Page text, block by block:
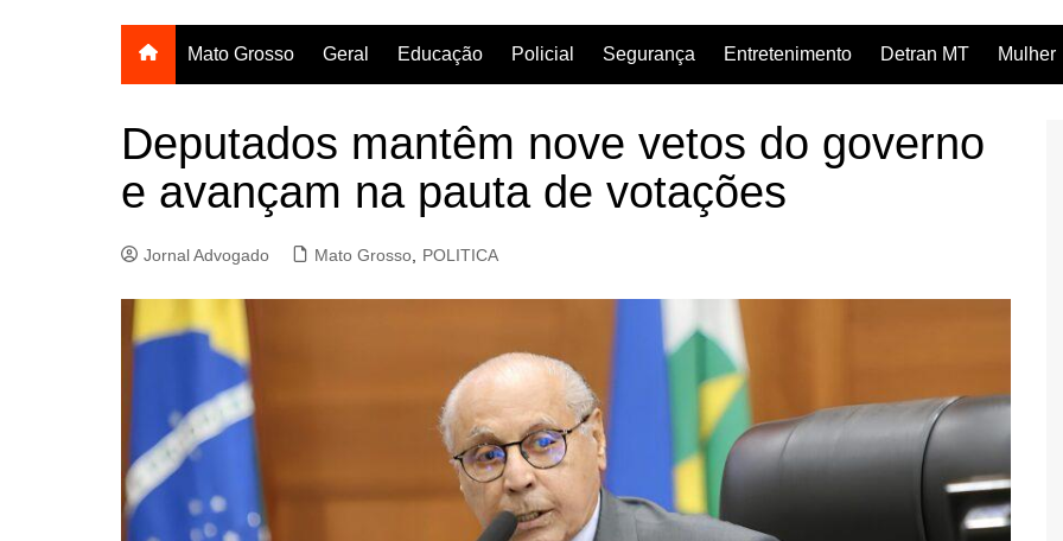
Mato Grosso Geral Educação Policial Segurança Entretenimento Detran MT Mulher
Deputados mantêm nove vetos do governo
e avançam na pauta de votações
Jornal Advogado Mato Grosso POLITICA